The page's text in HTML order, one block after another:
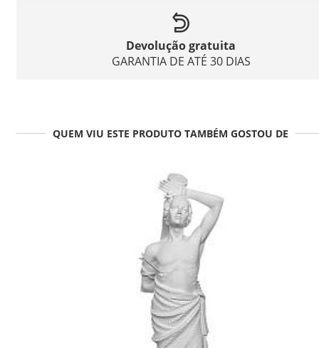
Devolução gratuita
GARANTIA DE ATÉ 30 DIAS
QUEM VIU ESTE PRODUTO TAMBÉM GOSTOU DE